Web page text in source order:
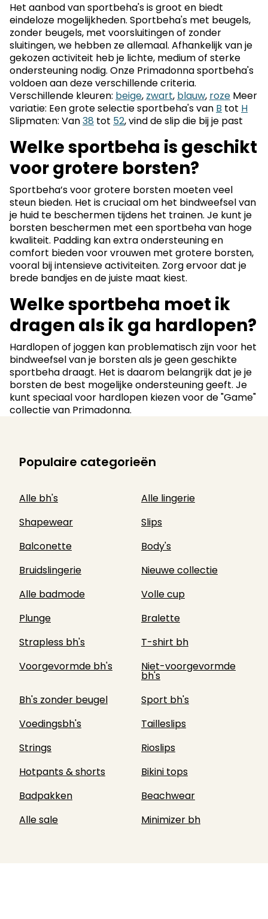
Het aanbod van sportbeha's is groot en biedt
eindeloze mogelijkheden. Sportbeha's met beugels,
zonder beugels, met voorsluitingen of zonder
sluitingen, we hebben ze allemaal. Afhankelijk van je
gekozen activiteit heb je lichte, medium of sterke
ondersteuning nodig. Onze Primadonna sportbeha's
voldoen aan deze verschillende criteria.
Verschillende kleuren: beige, zwart, blauw, roze Meer
variatie: Een grote selectie sportbeha's van B tot H
Slipmaten: Van38 tot 52, vind de slip die bij je past
Welke sportbeha is geschikt
voor grotere borsten?
Sportbeha’s voor grotere borsten moeten veel
steun bieden. Het is cruciaal om het bindweefsel van
je huid te beschermen tijdens het trainen. Je kunt je
borsten beschermen met een sportbeha van hoge
kwaliteit. Padding kan extra ondersteuning en
comfort bieden voor vrouwen met grotere borsten,
vooral bij intensieve activiteiten. Zorg ervoor dat je
brede bandjes en de juiste maat kiest.
Welke sportbeha moet ik
dragen als ik ga hardlopen?
Hardlopen of joggen kan problematisch zijn voor het
bindweefsel van je borsten als je geen geschikte
sportbeha draagt. Het is daarom belangrijk dat je je
borsten de best mogelijke ondersteuning geeft. Je
kunt speciaal voor hardlopen kiezen voor de "Game"
collectie van Primadonna.
Populaire categorieën
Alle bh's
Alle lingerie
Shapewear
Slips
Balconette
Body's
Bruidslingerie
Nieuwe collectie
Alle badmode
Volle cup
Plunge
Bralette
Strapless bh's
T-shirt bh
Voorgevormde bh's
Niet-voorgevormde
bh's
Bh's zonder beugel
Sport bh's
Voedingsbh's
Tailleslips
Strings
Rioslips
Hotpants & shorts
Bikini tops
Badpakken
Beachwear
Alle sale
Minimizer bh